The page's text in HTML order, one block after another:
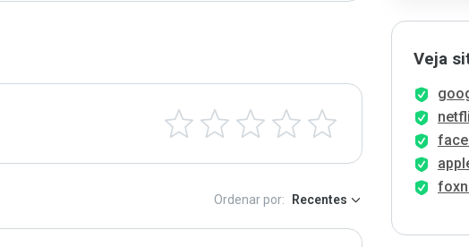
Ordenar por: Recentes
Veja